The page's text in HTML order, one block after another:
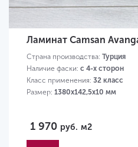
Ламинат Camsan
Страна производства: Турция
Наличие фаски: с 4-х сторон
Класс применения: 32 класс
Размер: 1380х142,5х10 мм
1 970 руб. м2